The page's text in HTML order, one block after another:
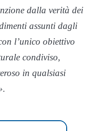
dalla verità dei
assunti dagli
l’unico obiettivo
condiviso,
in qualsiasi